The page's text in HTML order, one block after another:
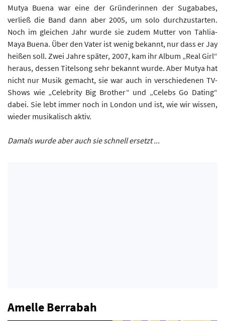
Mutya Buena war eine der Gründerinnen der Sugababes,
verließ die Band dann aber 2005, um solo durchzustarten.
Noch im gleichen Jahr wurde sie zudem Mutter von Tahlia-
Maya Buena. Über den Vater ist wenig bekannt, nur dass er Jay
heißen soll. Zwei Jahre später, 2007, kam ihr Album „Real Girl“
heraus, dessen Titelsong sehr bekannt wurde. Aber Mutya hat
nicht nur Musik gemacht, sie war auch in verschiedenen TV-
Shows wie „Celebrity Big Brother“ und „Celebs Go Dating“
dabei. Sie lebt immer noch in London und ist, wie wir wissen,
wieder musikalisch aktiv.
Damals wurde aber auch sie schnell ersetzt ...
Amelle Berrabah